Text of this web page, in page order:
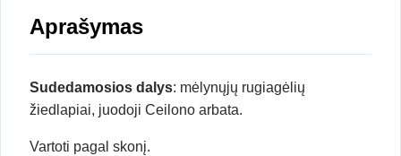
Aprašymas
Sudedamosios dalys: mėlynųjų rugiagėlių
žiedlapiai, juodoji Ceilono arbata.
Vartoti pagal skonį.